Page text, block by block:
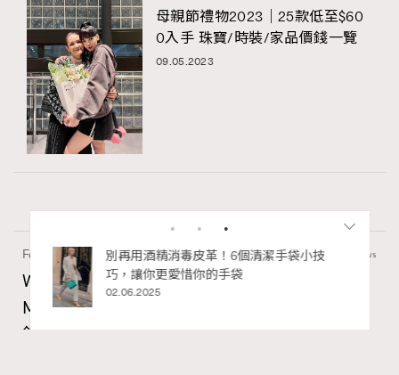
母親節禮物2023｜25款低至$60
0入手 珠寶/時裝/家品價錢一覽
09.05.2023
Fashion 130 views
Watches and Wonders 2026: CHANEL全新
Mademoiselle Privé Bouton Lion獅子系列戒指
錶與長頸鏈錶
的顯
別再用酒精消毒皮革！6個清潔手袋小技
巧，讓你更愛惜你的手袋
02.06.2025